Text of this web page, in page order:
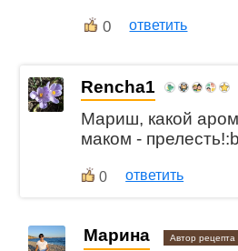
0 ответить
Rencha1
Мариш, какой
маком -
0 ответить
Марина Автор рецепта